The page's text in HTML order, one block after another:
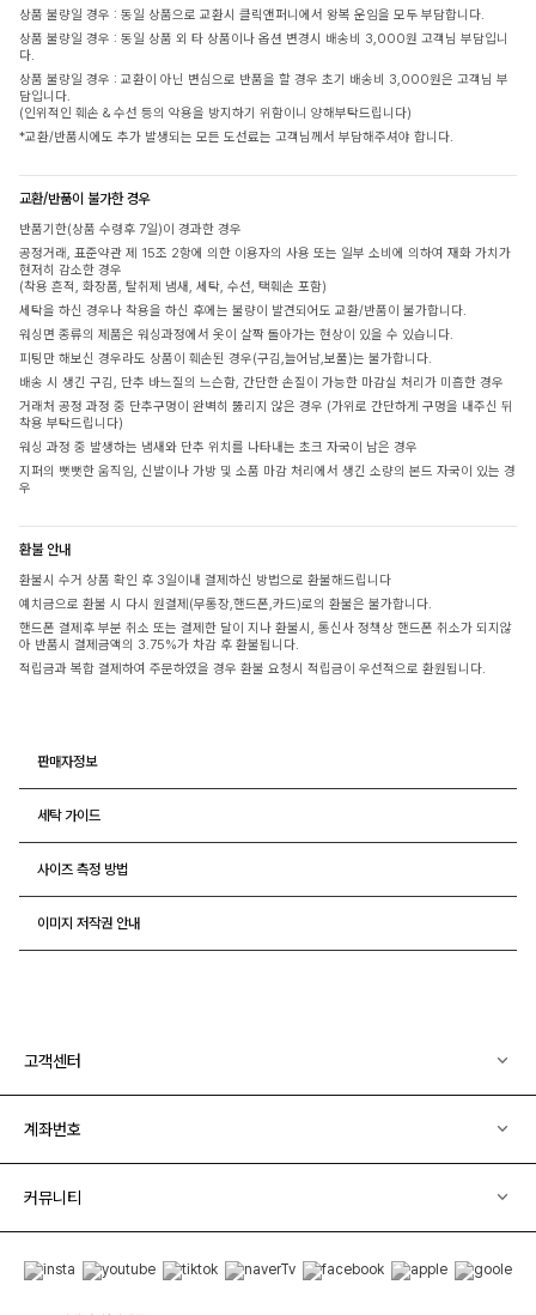
상품 불량일 경우 : 동일 상품으로 교환시 클릭앤퍼니에서 왕복 운임을 모두 부담합니다.
상품 불량일 경우 : 동일 상품 외 타 상품이나 옵션 변경시 배송비 3,000원 고객님 부담입니
다.
상품 불량일 경우 : 교환이 아닌 변심으로 반품을 할 경우 초기 배송비 3,000원은 고객님 부
담입니다.
(인위적인 훼손 & 수선 등의 악용을 방지하기 위함이니 양해부탁드립니다)
*교환/반품시에도 추가 발생되는 모든 도선료는 고객님께서 부담해주셔야 합니다.
교환/반품이 불가한 경우
반품기한(상품 수령후 7일)이 경과한 경우
공정거래, 표준약관 제 15조 2항에 의한 이용자의 사용 또는 일부 소비에 의하여 재화 가치가
현저히 감소한 경우
(착용 흔적, 화장품, 탈취제 냄새, 세탁, 수선, 택훼손 포함)
세탁을 하신 경우나 착용을 하신 후에는 불량이 발견되어도 교환/반품이 불가합니다.
워싱면 종류의 제품은 워싱과정에서 옷이 살짝 돌아가는 현상이 있을 수 있습니다.
피팅만 해보신 경우라도 상품이 훼손된 경우(구김,늘어남,보풀)는 불가합니다.
배송 시 생긴 구김, 단추 바느질의 느슨함, 간단한 손질이 가능한 마감실 처리가 미흡한 경우
거래처 공정 과정 중 단추구멍이 완벽히 뚫리지 않은 경우 (가위로 간단하게 구멍을 내주신 뒤
착용 부탁드립니다)
워싱 과정 중 발생하는 냄새와 단추 위치를 나타내는 초크 자국이 남은 경우
지퍼의 뻣뻣한 움직임, 신발이나 가방 및 소품 마감 처리에서 생긴 소량의 본드 자국이 있는 경
우
환불 안내
환불시 수거 상품 확인 후 3일이내 결제하신 방법으로 환불해드립니다
예치금으로 환불 시 다시 원결제(무통장,핸드폰,카드)로의 환불은 불가합니다.
핸드폰 결제후 부분 취소 또는 결제한 달이 지나 환불시, 통신사 정책상 핸드폰 취소가 되지않
아 반품시 결제금액의 3.75%가 차감 후 환불됩니다.
적립금과 복합 결제하여 주문하였을 경우 환불 요청시 적립금이 우선적으로 환원됩니다.
판매자정보
세탁 가이드
사이즈 측정 방법
이미지 저작권 안내
고객센터
계좌번호
커뮤니티